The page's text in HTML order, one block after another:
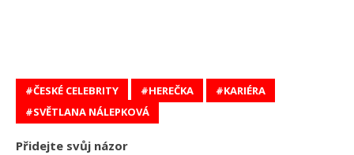
ČESKÉ CELEBRITY HEREČKA
KARIÉRA
SVĚTLANA NÁLEPKOVÁ
Přidejte svůj názor